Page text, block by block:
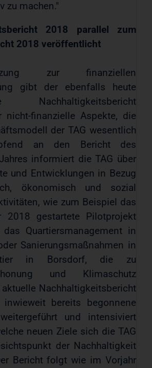
zu machen."
2018 parallel zum
2018 veröffentlicht
zur finanziellen
gibt der ebenfalls heute
Nachhaltigkeitsbericht
nicht-finanzielle Aspekte, die
der TAG wesentlich
an den Bericht des
informiert die TAG über
und Entwicklungen in Bezug
ökonomisch und sozial
wie zum Beispiel das
2018 gestartete Pilotprojekt
Quartiersmanagement in
Sanierungsmaßnahmen in
in Borsdorf, die zu
und Klimaschutz
aktuelle Nachhaltigkeitsbericht
inwieweit bereits begonnene
und intensiviert
neuen Ziele sich die TAG
der Nachhaltigkeit
Bericht folgt wie im Vorjahr